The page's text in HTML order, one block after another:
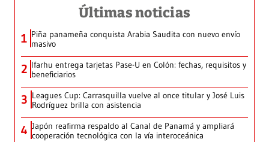
Últimas noticias
1 Piña panameña conquista Arabia Saudita con nuevo envío
masivo
2 Ifarhu entrega tarjetas Pase-U en Colón: fechas, requisitos y
beneficiarios
3 Leagues Cup: Carrasquilla vuelve al once titular y José Luis
Rodríguez brilla con asistencia
4 Japón reafirma respaldo al Canal de Panamá y ampliará
cooperación tecnológica con la vía interoceánica